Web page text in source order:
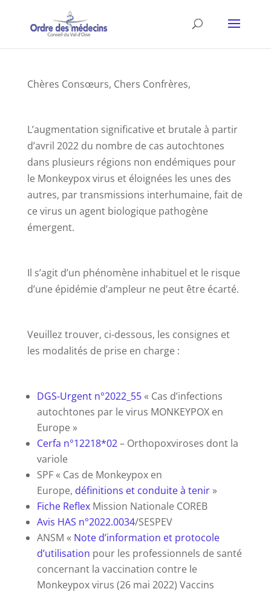
Chères Consœurs, Chers Confrères,
L’augmentation significative et brutale à partir
d’avril 2022 du nombre de cas autochtones
dans plusieurs régions non endémiques pour
le Monkeypox virus et éloignées les unes des
autres, par transmissions interhumaine, fait de
ce virus un agent biologique pathogène
émergent.
Il s’agit d’un phénomène inhabituel et le risque
d’une épidémie d’ampleur ne peut être écarté.
Veuillez trouver, ci-dessous, les consignes et
les modalités de prise en charge :
DGS-Urgent n°2022_55« Cas d’infections
autochtones par le virus MONKEYPOX en
Europe »
Cerfa n°12218*02– Orthopoxviroses dont la
variole
SPF « Cas de Monkeypox en
Europe, définitions et conduite à tenir»
Fiche ReflexMission Nationale COREB
Avis HAS n°2022.0034/SESPEV
ANSM « Note d’information et protocole
d’utilisation pour les professionnels de santé
concernant la vaccination contre le
Monkeypox virus (26 mai 2022) Vaccins